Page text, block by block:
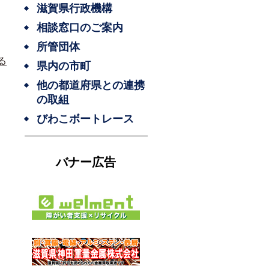
滋賀県行政機構
相談窓口のご案内
所管団体
県内の市町
他の都道府県との連携
の取組
びわこボートレース
バナー広告